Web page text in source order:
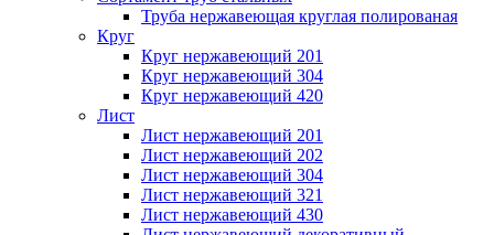
Труба нержавеющая круглая полированая
Круг
Круг нержавеющий 201
Круг нержавеющий 304
Круг нержавеющий 420
Лист
Лист нержавеющий 201
Лист нержавеющий 202
Лист нержавеющий 304
Лист нержавеющий 321
Лист нержавеющий 430